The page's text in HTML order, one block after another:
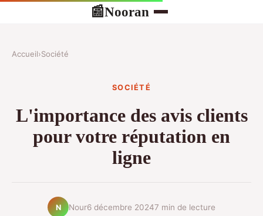
📰Nooran
Accueil›Société
SOCIÉTÉ
L'importance des avis clients
pour votre réputation en
ligne
N Nour6 décembre 20247 min de lecture